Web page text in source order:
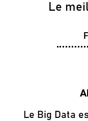
Le
Le Big Data